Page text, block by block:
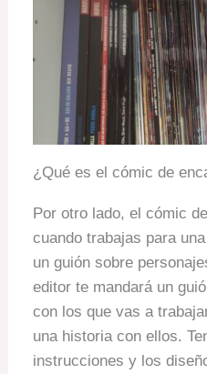
¿Qué es el cómic de
Por otro lado, el cómic
cuando trabajas para
un guión sobre
editor te mandará un
con los que vas a
una historia con ellos.
instrucciones y los